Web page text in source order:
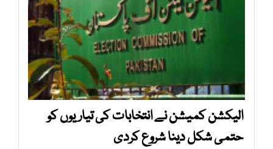
الیکشن کمیشن نے انتخابات کی تیاریوں کو
حتمی شکل دینا شروع کردی